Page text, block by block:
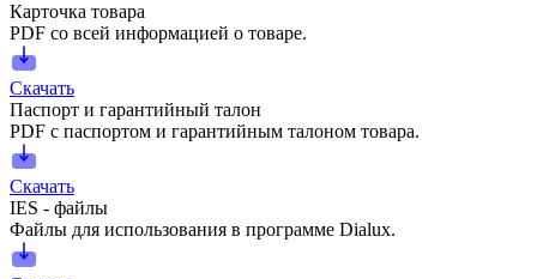
Карточка товара
PDF со всей информацией о товаре.
Скачать
Паспорт и гарантийный талон
PDF с паспортом и гарантийным талоном товара.
Скачать
IES - файлы
Файлы для использования в программе Dialux.